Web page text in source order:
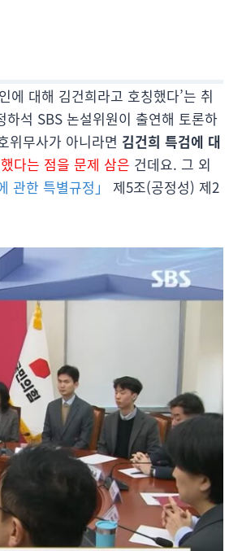
에 대해 김건희라고 호칭했다’는 취
석 SBS 논설위원이 출연해 토론하
위무사가 아니라면 김건희 특검에 대
다는 점을 문제 삼은 건데요. 그 외
관한 특별규정」
제5조(공정성) 제2